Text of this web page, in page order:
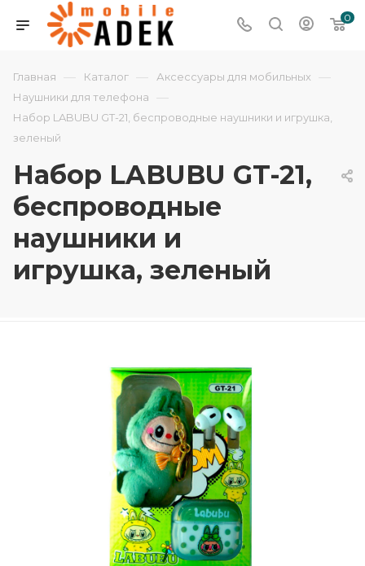
0
Главная — Каталог — Аксессуары для мобильных —
Наушники для телефона —
Набор LABUBU GT-21, беспроводные наушники и игрушка,
зеленый
Набор LABUBU GT-21,
беспроводные
наушники и
игрушка, зеленый